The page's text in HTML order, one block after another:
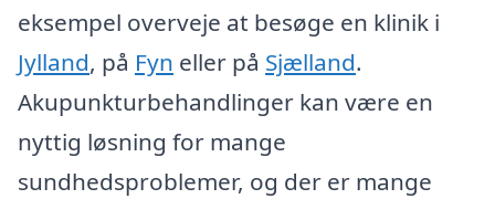
eksempel overveje at besøge en klinik i
Jylland, på Fyn eller på Sjælland.
Akupunkturbehandlinger kan være en
nyttig løsning for mange
sundhedsproblemer, og der er mange